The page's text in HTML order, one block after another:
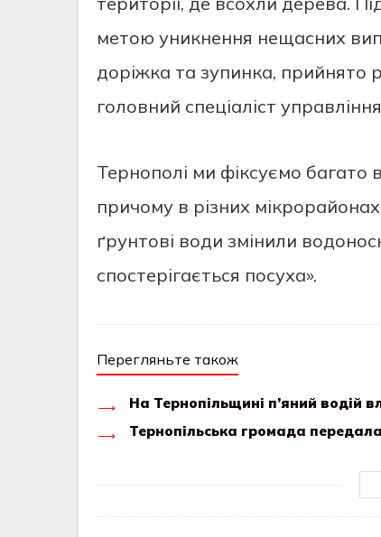
метою уникнення нещасних
доріжка та зупинка, прийнято
головний спеціаліст
Тернополі ми фіксуємо багато
причому в різних мікрорайонах
ґрунтові води змінили
спостерігається посуха».
Перегляньте також
На Тернопільщині п’яний водій
Тернопільська громада